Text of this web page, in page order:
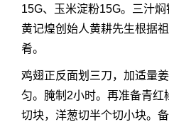
15G、玉米淀粉15G。三汁
黄记煌创始人黄耕先生根据
肴。
鸡翅正反面划三刀，加适量
匀。腌制2小时。再准备青红
切块，洋葱切半个切小块。